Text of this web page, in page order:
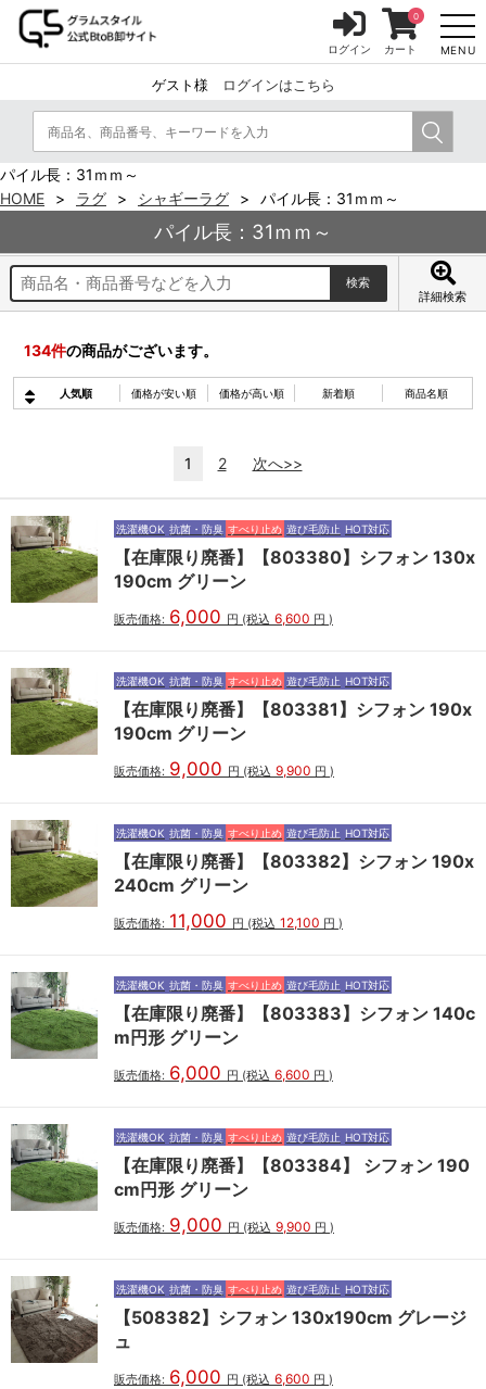
ゲスト様 ログインはこちら
MENU
ログイン カート
0
パイル長：31ｍｍ～
HOME
ラグ シャギーラグ パイル長：31ｍｍ～
パイル長：31ｍｍ～
詳細検索
134件の商品がございます。
人気順 価格が安い順 価格が高い順 新着順 商品名順
1 2 次へ>>
洗濯機OK 抗菌・防臭 すべり止め 遊び毛防止 HOT対応
【在庫限り廃番】【803380】シフォン 130x
190cm グリーン
販売価格: 6,000 円 (税込 6,600 円 )
洗濯機OK 抗菌・防臭 すべり止め 遊び毛防止 HOT対応
【在庫限り廃番】【803381】シフォン 190x
190cm グリーン
販売価格: 9,000 円 (税込 9,900 円 )
洗濯機OK 抗菌・防臭 すべり止め 遊び毛防止 HOT対応
【在庫限り廃番】【803382】シフォン 190x
240cm グリーン
販売価格: 11,000 円 (税込 12,100 円 )
洗濯機OK 抗菌・防臭 すべり止め 遊び毛防止 HOT対応
【在庫限り廃番】【803383】シフォン 140c
m円形 グリーン
販売価格: 6,000 円 (税込 6,600 円 )
洗濯機OK 抗菌・防臭 すべり止め 遊び毛防止 HOT対応
【在庫限り廃番】【803384】 シフォン 190
cm円形 グリーン
販売価格: 9,000 円 (税込 9,900 円 )
洗濯機OK 抗菌・防臭 すべり止め 遊び毛防止 HOT対応
【508382】シフォン 130x190cm グレージ
ュ
販売価格: 6,000 円 (税込 6,600 円 )